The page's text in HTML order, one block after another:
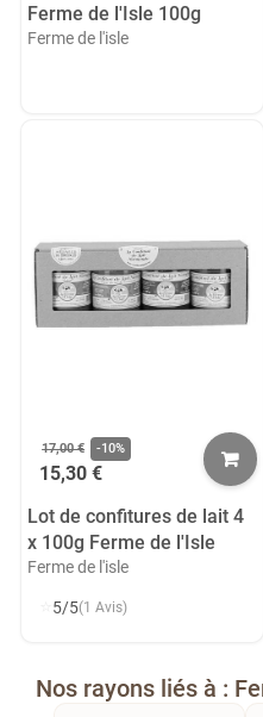
Ferme de l'Isle 100g
Ferme de l'isle
15,30 €
17,00 € -10%
Lot de confitures de lait 4
x 100g Ferme de l'Isle
Ferme de l'isle
5/5(1 Avis)
Nos rayons liés à :